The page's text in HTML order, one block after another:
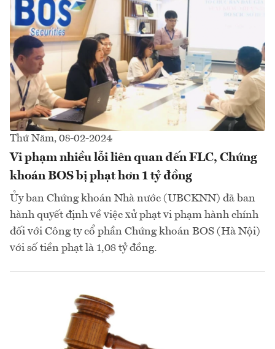
Thứ Năm, 08-02-2024
Vi phạm nhiều lỗi liên quan đến FLC, Chứng
khoán BOS bị phạt hơn 1 tỷ đồng
Ủy ban Chứng khoán Nhà nước (UBCKNN) đã ban
hành quyết định về việc xử phạt vi phạm hành chính
đối với Công ty cổ phần Chứng khoán BOS (Hà Nội)
với số tiền phạt là 1,08 tỷ đồng.